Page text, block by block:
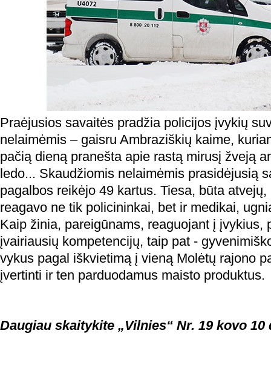
Praėjusios savaitės pradžia policijos įvykių
nelaimėmis – gaisru Ambraziškių kaime,
pačią dieną pranešta apie rastą mirusį žveją
ledo... Skaudžiomis nelaimėmis prasidėjusią
pagalbos reikėjo 49 kartus. Tiesa, būta
reagavo ne tik policininkai, bet ir medikai,
Kaip žinia, pareigūnams, reaguojant į įvykius,
įvairiausių kompetencijų, taip pat -
vykus pagal iškvietimą į vieną Molėtų rajono
įvertinti ir ten parduodamus maisto produktus.
Daugiau skaitykite „Vilnies“ Nr. 19 kovo 10